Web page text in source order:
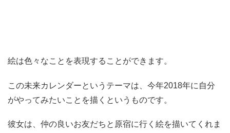
絵は色々なことを表現することができます。
この未来カレンダーというテーマは、今年2018年に自分
がやってみたいことを描くというものです。
彼女は、仲の良いお友だちと原宿に行く絵を描いてくれま